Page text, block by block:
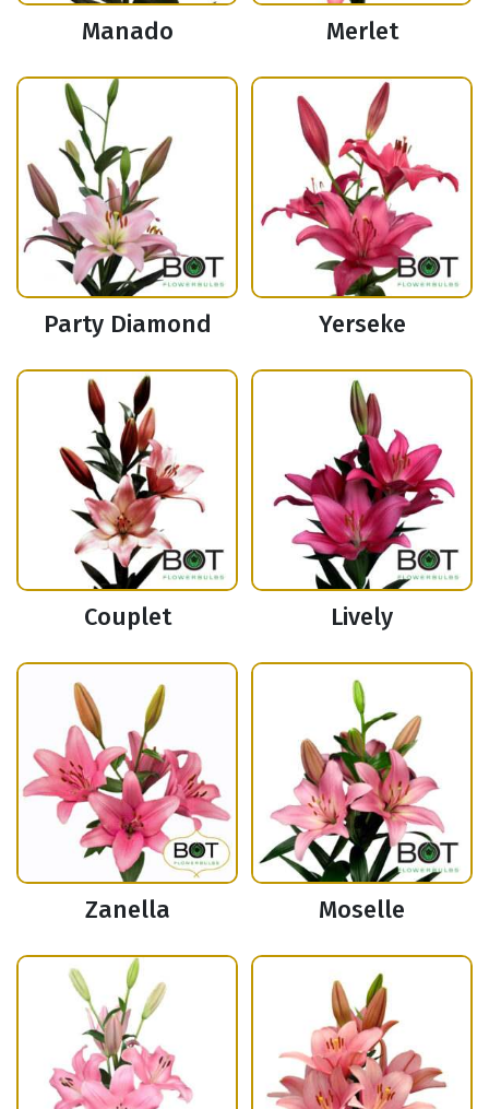
Manado Merlet
Party Diamond Yerseke
Couplet Lively
Zanella Moselle